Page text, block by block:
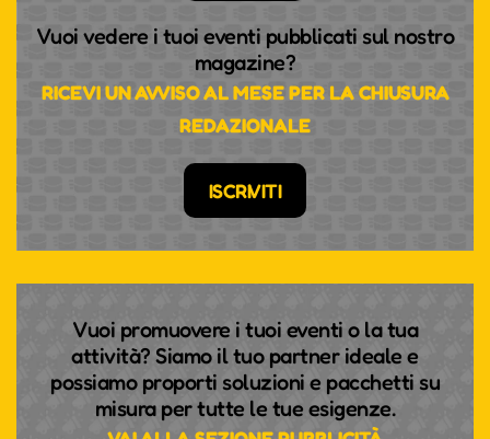
Vuoi vedere i tuoi eventi pubblicati sul nostro
magazine?
RICEVI UN AVVISO AL MESE PER LA CHIUSURA
REDAZIONALE
ISCRIVITI
Vuoi promuovere i tuoi eventi o la tua
attività? Siamo il tuo partner ideale e
possiamo proporti soluzioni e pacchetti su
misura per tutte le tue esigenze.